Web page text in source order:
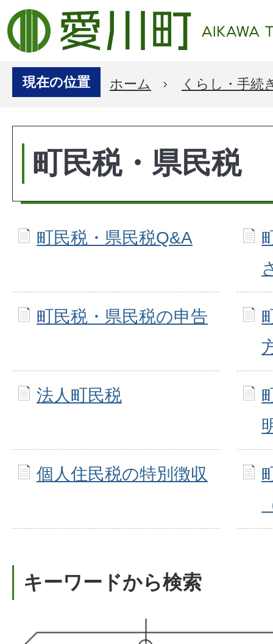
現在の位置 ホーム くらし・手続
町民税・県民税
町民税・県民税Q&A
町民税・県民税の申告
法人町民税
個人住民税の特別徴収
キーワードから検索